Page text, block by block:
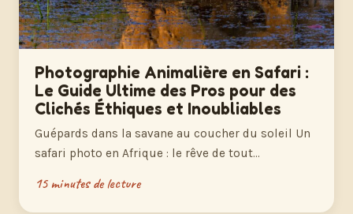
Photographie Animalière en Safari :
Le Guide Ultime des Pros pour des
Clichés Éthiques et Inoubliables
Guépards dans la savane au coucher du soleil Un
safari photo en Afrique : le rêve de tout…
15 minutes de lecture